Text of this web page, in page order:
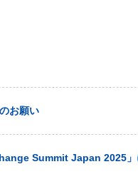
お願い
Summit Japan 2025」